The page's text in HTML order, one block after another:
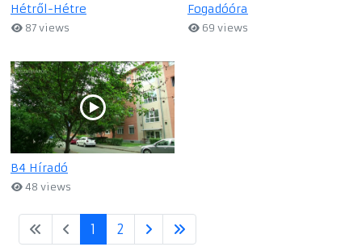
Hétről-Hétre
87 views
Fogadóóra
69 views
B4 Híradó
48 views
1 2